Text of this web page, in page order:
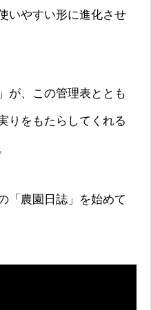
いやすい形に進化させ
が、この管理表ととも
りをもたらしてくれる
「農園日誌」を始めて